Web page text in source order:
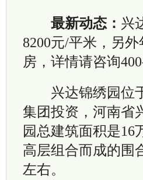
最新动态： 兴
8200元/平米，另
房，详情请咨询
兴达锦绣园位于
集团投资，河南省
园总建筑面积是16
高层组合而成的围
左右。